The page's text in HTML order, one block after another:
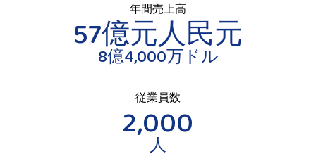
年間売上高
57億元人民元
8億4,000万ドル
従業員数
2,000
人